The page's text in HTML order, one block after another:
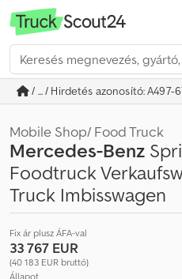
/ ... / Hirdetés azonosító: A497-
Mobile Shop/ Food Truck
Mercedes-Benz
Foodtruck
Truck Imbisswagen
Fix ár plusz ÁFA-val
33 767 EUR
(40 183 EUR bruttó)
Állapot